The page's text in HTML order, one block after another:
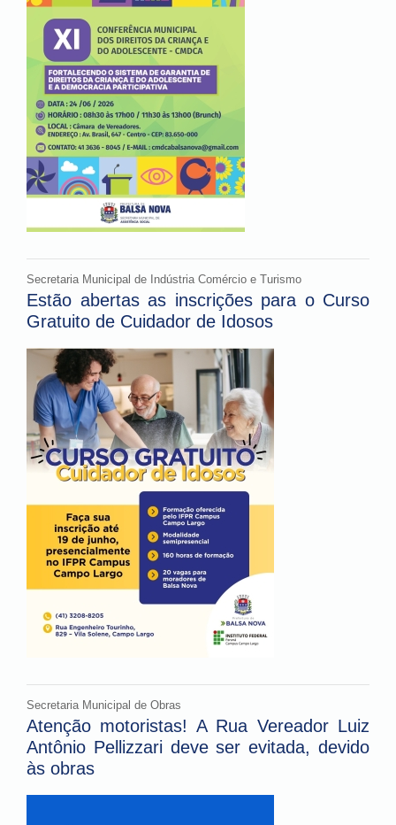
Secretaria Municipal de Indústria Comércio e Turismo
Estão abertas as inscrições para o Curso
Gratuito de Cuidador de Idosos
Secretaria Municipal de Obras
Atenção motoristas! A Rua Vereador Luiz
Antônio Pellizzari deve ser evitada, devido
às obras